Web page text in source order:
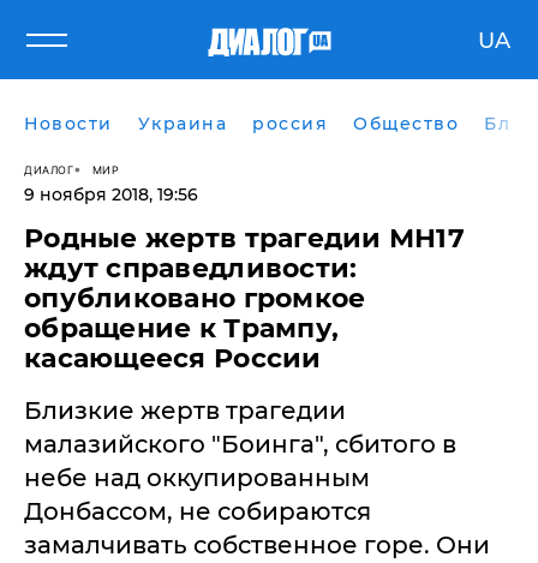
UA
Новости Украина россия Общество
ДИАЛОГ МИР
9 ноября 2018, 19:56
Родные жертв трагедии МН17
ждут справедливости:
опубликовано громкое
обращение к Трампу,
касающееся России
Близкие жертв трагедии
малазийского "Боинга", сбитого в
небе над оккупированным
Донбассом, не собираются
замалчивать собственное горе. Они